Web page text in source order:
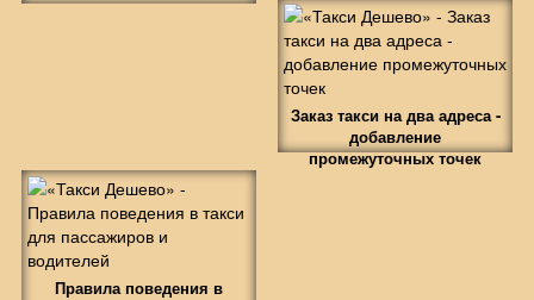
Заказ такси на два адреса -
добавление
промежуточных точек
Правила поведения в